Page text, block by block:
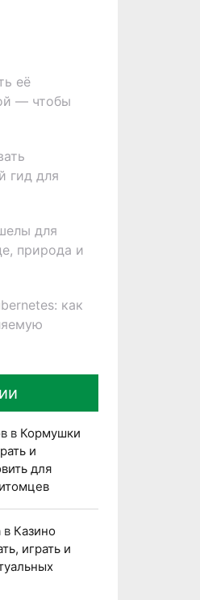
её
— чтобы
гид для
для
природа и
как
в Кормушки
и
для
в Казино
играть и